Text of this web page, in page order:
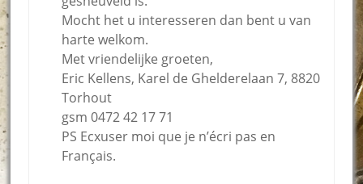
Mocht het u interesseren dan bent u van
harte welkom.
Met vriendelijke groeten,
Eric Kellens, Karel de Ghelderelaan 7, 8820
Torhout
gsm 0472 42 17 71
PS Ecxuser moi que je n’écri pas en
Français.